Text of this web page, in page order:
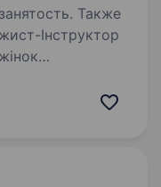
Также
— Курси масажу